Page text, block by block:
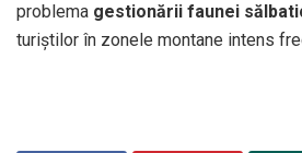
problema gestionării faunei
turiștilor în zonele montane intens